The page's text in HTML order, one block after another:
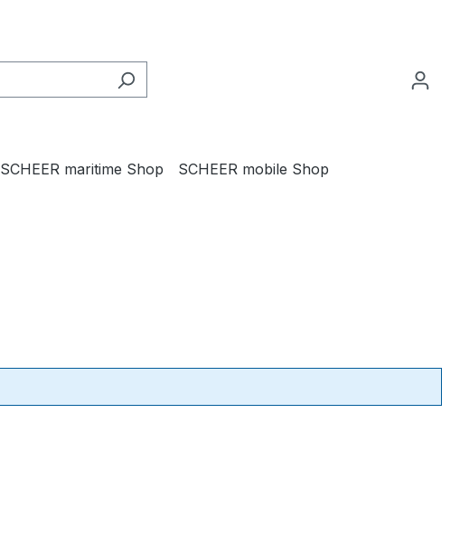
SCHEER maritime Shop SCHEER mobile Shop